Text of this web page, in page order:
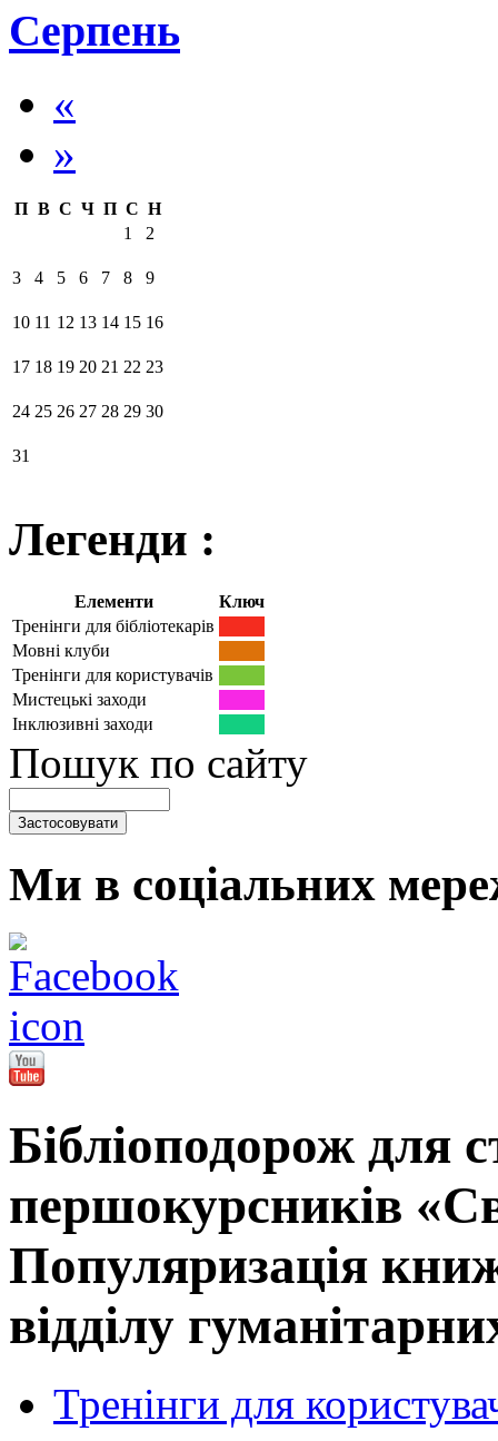
Серпень
«
»
П В С Ч П С Н
1
2
3 4 5 6 7 8 9
10 11 12 13 14 15 16
17 18 19 20 21 22 23
24 25 26 27 28 29 30
31
Легенди :
Елементи
Ключ
Тренінги для бібліотекарів
Мовні клуби
Тренінги для користувачів
Мистецькі заходи
Інклюзивні заходи
Пошук по сайту
Ми в соціальних
Бібліоподорож для
першокурсників
Популяризація
відділу
Тренінги для